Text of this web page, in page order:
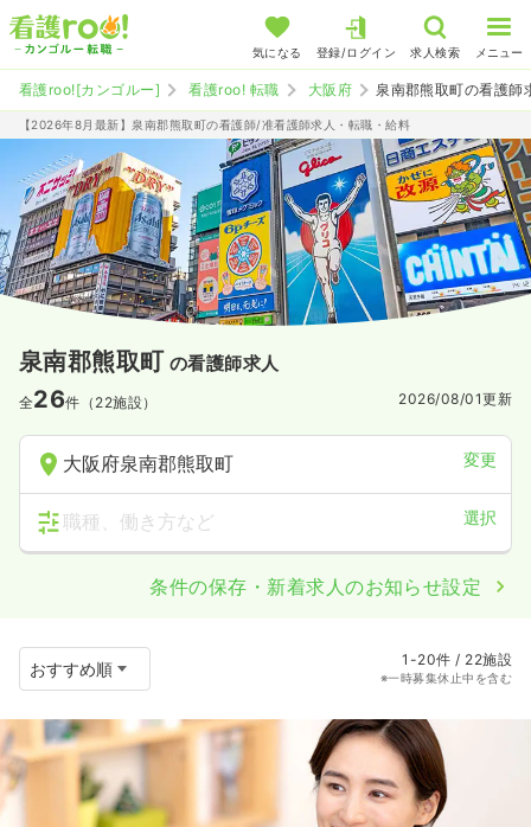
気になる 登録/ログイン 求人検索 メニュー
看護roo![カンゴルー] 看護roo! 転職 大阪府 泉南郡熊取町の看護師
【2026年8月最新】泉南郡熊取町の看護師/准看護師求人・転職・給料
泉南郡熊取町 の看護師求人
全26件（22施設） 2026/08/01更新
大阪府泉南郡熊取町 変更
職種、働き方など 選択
条件の保存・新着求人のお知らせ設定
1-20件 / 22施設
※一時募集休止中を含む